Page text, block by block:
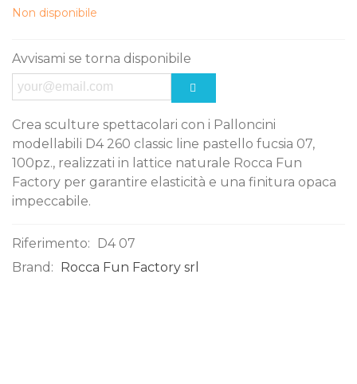
Non disponibile
Avvisami se torna disponibile
Crea sculture spettacolari con i Palloncini
modellabili D4 260 classic line pastello fucsia 07,
100pz., realizzati in lattice naturale Rocca Fun
Factory per garantire elasticità e una finitura opaca
impeccabile.
Riferimento: D4 07
Brand: Rocca Fun Factory srl